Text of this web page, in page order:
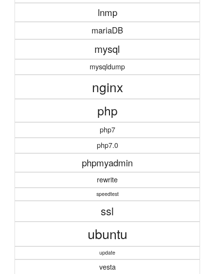
lnmp
mariaDB
mysql
mysqldump
nginx
php
php7
php7.0
phpmyadmin
rewrite
speedtest
ssl
ubuntu
update
vesta